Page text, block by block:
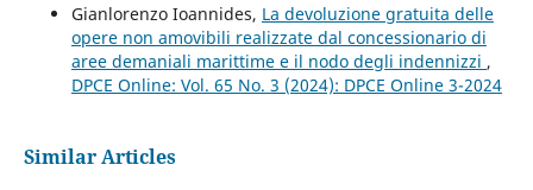
Gianlorenzo Ioannides, La devoluzione gratuita delle
opere non amovibili realizzate dal concessionario di
aree demaniali marittime e il nodo degli indennizzi ,
DPCE Online: Vol. 65 No. 3 (2024): DPCE Online 3-2024
Similar Articles